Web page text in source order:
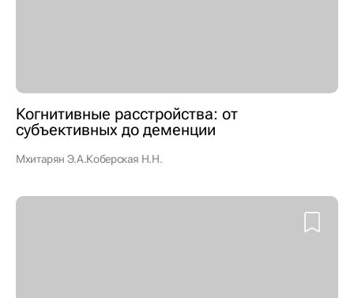
Когнитивные расстройства: от
субъективных до деменции
Мхитарян Э.А.Коберская Н.Н.